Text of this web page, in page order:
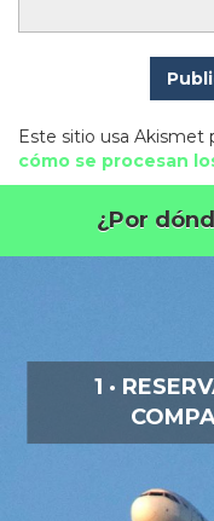
Este sitio usa Akismet
cómo se procesan
¿Por
1 ·